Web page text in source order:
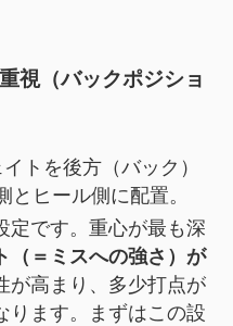
視（バックポジショ
トを後方（バック）
ヒール側に配置。
定です。重心が最も深
（＝ミスへの強さ）が
が高まり、多少打点が
ります。まずはこの設